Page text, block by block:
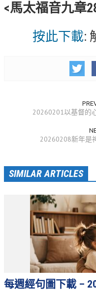
特會信息
兒童主日學
青少牧區活動影音
大社青小組
真言小組
滿溢小組
新婦小組
成人牧區
<馬太福音九章
按此下載:
20260201以基督的
20260208新年是
SIMILAR ARTICLES
每週經句圖下載 –